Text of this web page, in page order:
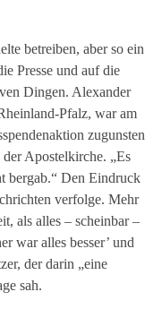
betreiben, aber so ein
Presse und auf die
Dingen. Alexander
Pfalz, war am
zugunsten
Apostelkirche. „Es
bergab.“ Den Eindruck
verfolge. Mehr
als alles – scheinbar –
war alles besser’ und
der darin „eine
sah.